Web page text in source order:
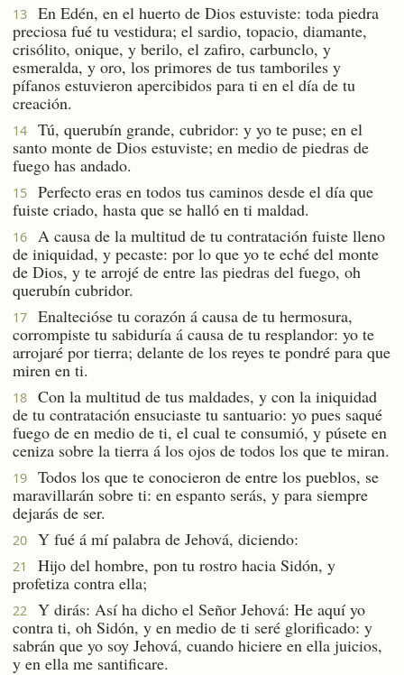
13
En Edén, en el huerto de Dios estuviste: toda piedra
preciosa fué tu vestidura; el sardio, topacio, diamante,
crisólito, onique, y berilo, el zafiro, carbunclo, y
esmeralda, y oro, los primores de tus tamboriles y
pífanos estuvieron apercibidos para ti en el día de tu
creación.
14
Tú, querubín grande, cubridor: y yo te puse; en el
santo monte de Dios estuviste; en medio de piedras de
fuego has andado.
15
Perfecto eras en todos tus caminos desde el día que
fuiste criado, hasta que se halló en ti maldad.
16
A causa de la multitud de tu contratación fuiste lleno
de iniquidad, y pecaste: por lo que yo te eché del monte
de Dios, y te arrojé de entre las piedras del fuego, oh
querubín cubridor.
17
Enaltecióse tu corazón á causa de tu hermosura,
corrompiste tu sabiduría á causa de tu resplandor: yo te
arrojaré por tierra; delante de los reyes te pondré para que
miren en ti.
18
Con la multitud de tus maldades, y con la iniquidad
de tu contratación ensuciaste tu santuario: yo pues saqué
fuego de en medio de ti, el cual te consumió, y púsete en
ceniza sobre la tierra á los ojos de todos los que te miran.
19
Todos los que te conocieron de entre los pueblos, se
maravillarán sobre ti: en espanto serás, y para siempre
dejarás de ser.
20 Y fué á mí palabra de Jehová, diciendo:
21
Hijo del hombre, pon tu rostro hacia Sidón, y
profetiza contra ella;
22
Y dirás: Así ha dicho el Señor Jehová: He aquí yo
contra ti, oh Sidón, y en medio de ti seré glorificado: y
sabrán que yo soy Jehová, cuando hiciere en ella juicios,
y en ella me santificare.